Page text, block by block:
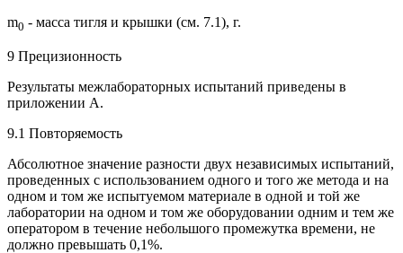
m0 - масса тигля и крышки (см. 7.1), г.
9 Прецизионность
Результаты межлабораторных испытаний приведены в
приложении А.
9.1 Повторяемость
Абсолютное значение разности двух независимых испытаний,
проведенных с использованием одного и того же метода и на
одном и том же испытуемом материале в одной и той же
лаборатории на одном и том же оборудовании одним и тем же
оператором в течение небольшого промежутка времени, не
должно превышать 0,1%.